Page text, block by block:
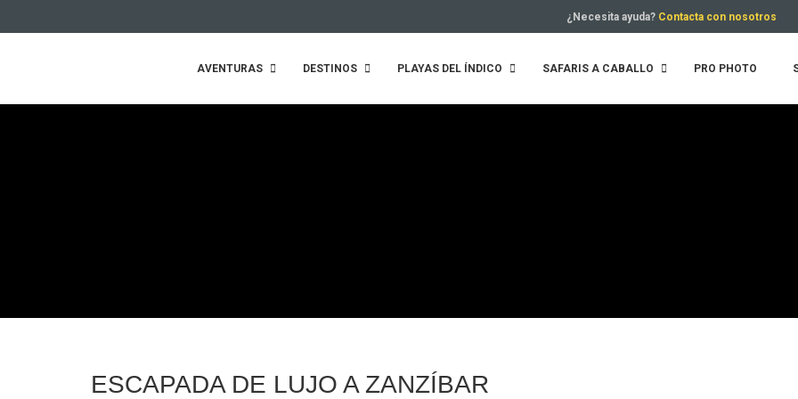
¿Necesita ayuda? Contacta con nosotros
AVENTURAS DESTINOS PLAYAS DEL ÍNDICO SAFARIS A CABALLO PRO PHOTO
ESCAPADA DE LUJO A ZANZÍBAR